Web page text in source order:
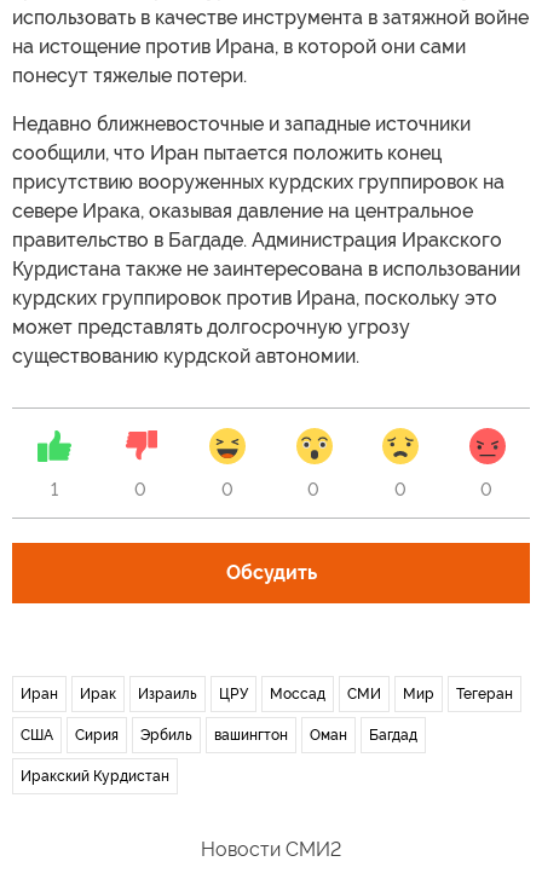
использовать в качестве инструмента в затяжной войне
на истощение против Ирана, в которой они сами
понесут тяжелые потери.
Недавно ближневосточные и западные источники
сообщили, что Иран пытается положить конец
присутствию вооруженных курдских группировок на
севере Ирака, оказывая давление на центральное
правительство в Багдаде. Администрация Иракского
Курдистана также не заинтересована в использовании
курдских группировок против Ирана, поскольку это
может представлять долгосрочную угрозу
существованию курдской автономии.
1 0 0 0 0 0
Обсудить
Иран Ирак Израиль ЦРУ Моссад СМИ Мир Тегеран
США Сирия Эрбиль вашингтон Оман Багдад
Иракский Курдистан
Новости СМИ2